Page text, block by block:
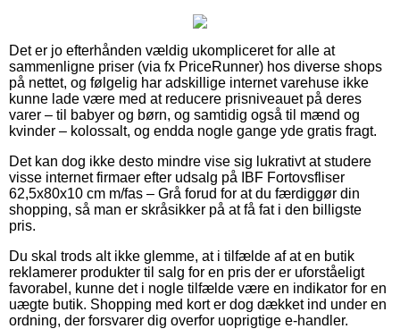
Det er jo efterhånden vældig ukompliceret for alle at
sammenligne priser (via fx PriceRunner) hos diverse shops
på nettet, og følgelig har adskillige internet varehuse ikke
kunne lade være med at reducere prisniveauet på deres
varer – til babyer og børn, og samtidig også til mænd og
kvinder – kolossalt, og endda nogle gange yde gratis fragt.
Det kan dog ikke desto mindre vise sig lukrativt at studere
visse internet firmaer efter udsalg på IBF Fortovsfliser
62,5x80x10 cm m/fas – Grå forud for at du færdiggør din
shopping, så man er skråsikker på at få fat i den billigste
pris.
Du skal trods alt ikke glemme, at i tilfælde af at en butik
reklamerer produkter til salg for en pris der er uforståeligt
favorabel, kunne det i nogle tilfælde være en indikator for en
uægte butik. Shopping med kort er dog dækket ind under en
ordning, der forsvarer dig overfor uoprigtige e-handler.